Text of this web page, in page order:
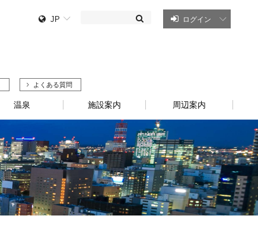
JP ログイン
よくある質問
温泉 施設案内 周辺案内